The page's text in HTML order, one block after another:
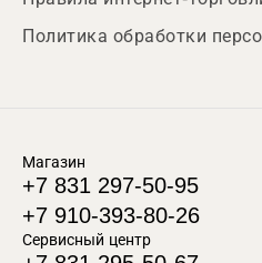
Политика обработки
Магазин
+7 831 297-50-95
+7 910-393-80-26
Сервисный центр